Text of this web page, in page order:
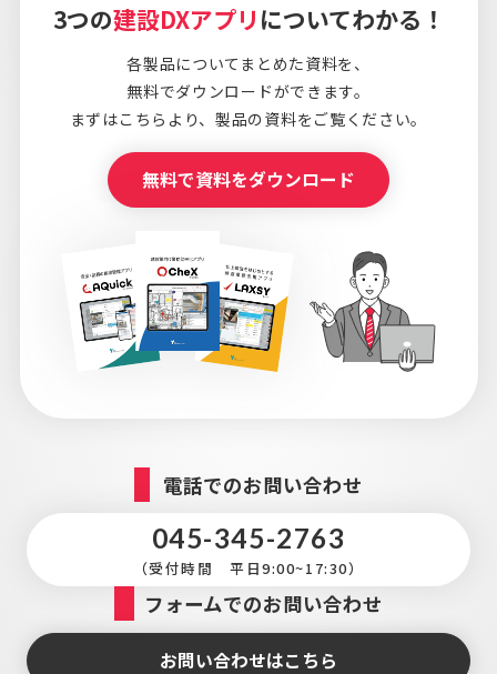
3つの建設DXアプリ についてわかる！
各製品についてまとめた資料を、
無料でダウンロードができます。
まずはこちらより、製品の資料をご覧ください。
無料で資料をダウンロード
電話でのお問い合わせ
045-345-2763
（受付時間 平日9:00~17:30）
フォームでのお問い合わせ
お問い合わせはこちら